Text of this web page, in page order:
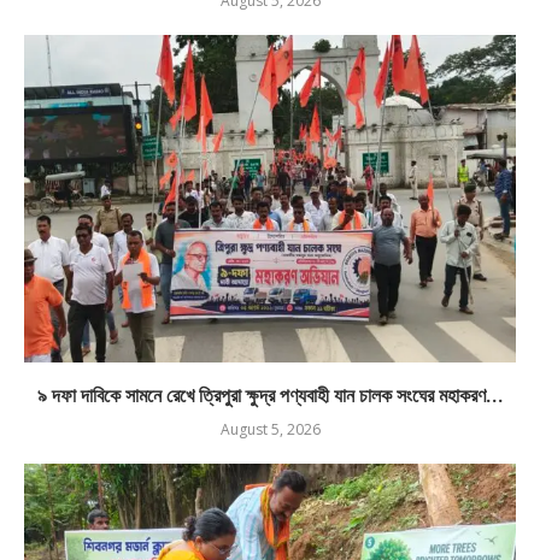
৯ দফা দাবিকে সামনে রেখে ত্রিপুরা ক্ষুদ্র পণ্যবাহী যান চালক সংঘের মহাকরণ...
August 5, 2026